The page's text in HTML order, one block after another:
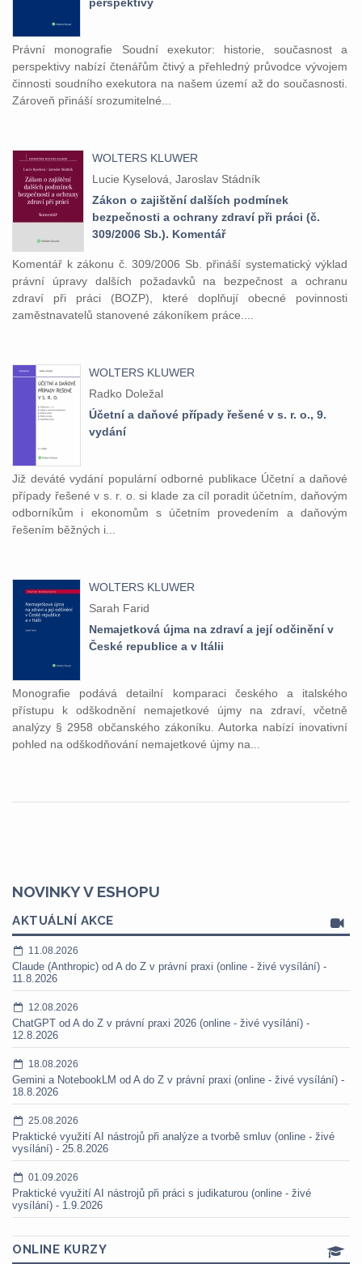
Právní monografie Soudní exekutor: historie, současnost a
perspektivy nabízí čtenářům čtivý a přehledný průvodce vývojem
činnosti soudního exekutora na našem území až do současnosti.
Zároveň přináší srozumitelné...
WOLTERS KLUWER
Lucie Kyselová, Jaroslav Stádník
Zákon o zajištění dalších podmínek
bezpečnosti a ochrany zdraví při práci (č.
309/2006 Sb.). Komentář
Komentář k zákonu č. 309/2006 Sb. přináší systematický výklad
právní úpravy dalších požadavků na bezpečnost a ochranu
zdraví při práci (BOZP), které doplňují obecné povinnosti
zaměstnavatelů stanovené zákoníkem práce....
WOLTERS KLUWER
Radko Doležal
Účetní a daňové případy řešené v s. r. o., 9.
vydání
Již deváté vydání populární odborné publikace Účetní a daňové
případy řešené v s. r. o. si klade za cíl poradit účetním, daňovým
odborníkům i ekonomům s účetním provedením a daňovým
řešením běžných i...
WOLTERS KLUWER
Sarah Farid
Nemajetková újma na zdraví a její odčinění v
České republice a v Itálii
Monografie podává detailní komparaci českého a italského
přístupu k odškodnění nemajetkové újmy na zdraví, včetně
analýzy § 2958 občanského zákoníku. Autorka nabízí inovativní
pohled na odškodňování nemajetkové újmy na...
NOVINKY V ESHOPU
AKTUÁLNÍ AKCE
11.08.2026
Claude (Anthropic) od A do Z v právní praxi (online - živé vysílání) -
11.8.2026
12.08.2026
ChatGPT od A do Z v právní praxi 2026 (online - živé vysílání) -
12.8.2026
18.08.2026
Gemini a NotebookLM od A do Z v právní praxi (online - živé vysílání) -
18.8.2026
25.08.2026
Praktické využití AI nástrojů při analýze a tvorbě smluv (online - živé
vysílání) - 25.8.2026
01.09.2026
Praktické využití AI nástrojů při práci s judikaturou (online - živé
vysílání) - 1.9.2026
ONLINE KURZY